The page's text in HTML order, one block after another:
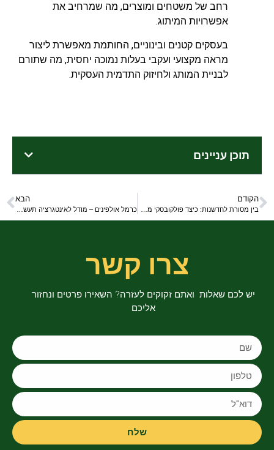
רחב של משטחים ומוצרים, מה שמרחיב את
אפשרויות המיתוג.
בעסקים קטנים ובינוניים, החותמת מאפשרת ליצור
מראה מקצועי ועקבי בעלות נמוכה יחסית, מה שתורם
לבניית המותג ולחיזוק התדמית העסקית.
תוכן עניינים
הקודם הבא
צרו קשר
יש לכם שאלות ואתם זקוקים לעזרה? השאירו פרטים ונחזור
אליכם
שלח